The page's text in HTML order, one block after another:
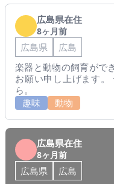
広島県在住
8ヶ月前
広島県
広島
楽器と動物の飼育がで
お願い申し上げます
ら。
趣味
動物
広島県在住
8ヶ月前
広島県
広島